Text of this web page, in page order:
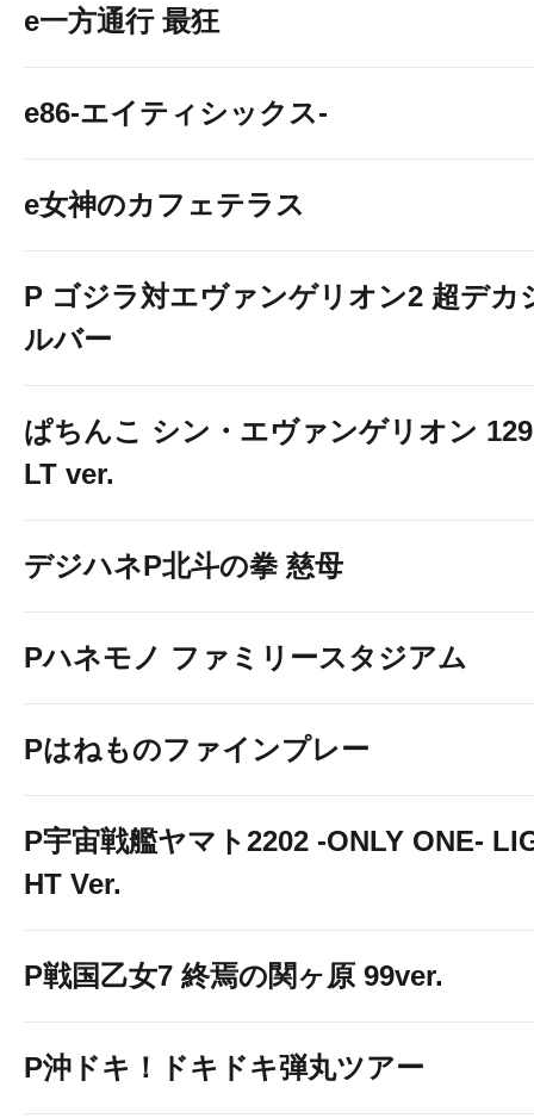
e一方通行 最狂
e86-エイティシックス-
e女神のカフェテラス
P ゴジラ対エヴァンゲリオン2 超デカ
ルバー
ぱちんこ シン・エヴァンゲリオン 129
LT ver.
デジハネP北斗の拳 慈母
Pハネモノ ファミリースタジアム
Pはねものファインプレー
P宇宙戦艦ヤマト2202 -ONLY ONE-
HT Ver.
P戦国乙女7 終焉の関ヶ原 99ver.
P沖ドキ！ドキドキ弾丸ツアー